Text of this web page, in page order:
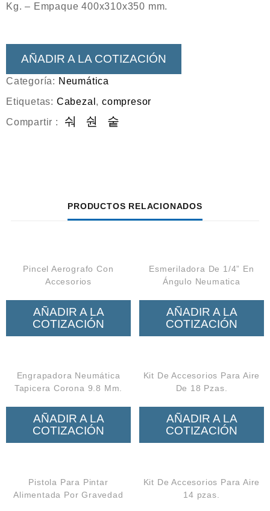
Kg. – Empaque 400x310x350 mm.
AÑADIR A LA COTIZACIÓN
Categoría: Neumática
Etiquetas: Cabezal ,compresor
Compartir :
PRODUCTOS RELACIONADOS
Pincel Aerografo Con
Accesorios
AÑADIR A LA
COTIZACIÓN
Esmeriladora De 1/4” En
Ángulo Neumatica
AÑADIR A LA
COTIZACIÓN
Engrapadora Neumática
Tapicera Corona 9.8 Mm.
AÑADIR A LA
COTIZACIÓN
Kit De Accesorios Para Aire
De 18 Pzas.
AÑADIR A LA
COTIZACIÓN
Pistola Para Pintar
Alimentada Por Gravedad
Kit De Accesorios Para Aire
14 pzas.